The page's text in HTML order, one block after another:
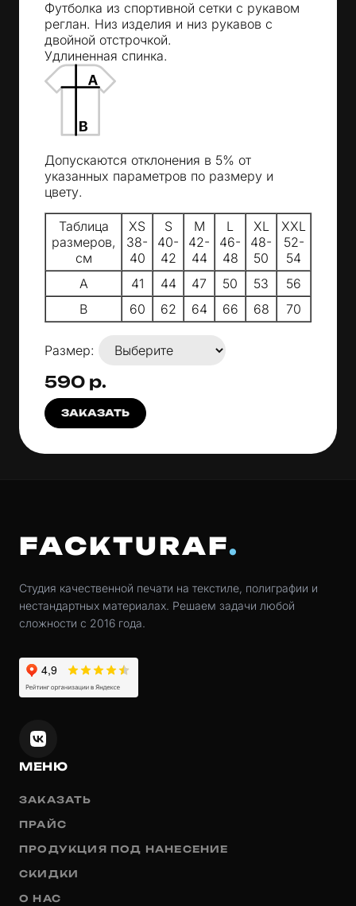
Футболка из спортивной сетки с рукавом
реглан. Низ изделия и низ рукавов с
двойной отстрочкой.
Удлиненная спинка.
Допускаются отклонения в 5% от
указанных параметров по размеру и
цвету.
Таблица
размеров,
см
XS
38-
40
S
40-
42
M
42-
44
L
46-
48
XL
48-
50
XXL
52-
54
A
41 44 47 50 53
56
B
60 62 64 66 68 70
Размер:
590 р.
ЗАКАЗАТЬ
FACKTURAF
Студия качественной печати на текстиле, полиграфии и
нестандартных материалах. Решаем задачи любой
сложности с 2016 года.
МЕНЮ
ЗАКАЗАТЬ
ПРАЙС
ПРОДУКЦИЯ ПОД НАНЕСЕНИЕ
СКИДКИ
О НАС